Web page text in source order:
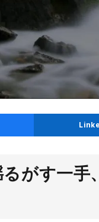
がす一手